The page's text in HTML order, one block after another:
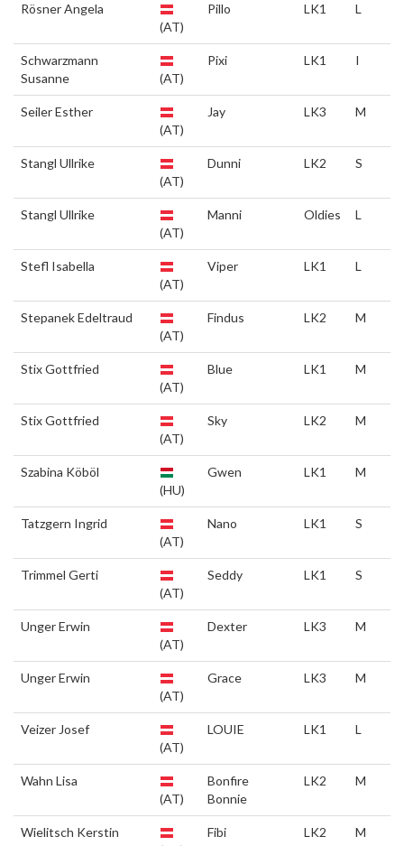
Rösner Angela
(AT)
Pillo LK1 L
Schwarzmann
Susanne
(AT)
Pixi LK1 I
Seiler Esther
(AT)
Jay LK3 M
Stangl Ullrike
(AT)
Dunni LK2 S
Stangl Ullrike
(AT)
Manni Oldies L
Stefl Isabella
(AT)
Viper LK1 L
Stepanek Edeltraud
(AT)
Findus LK2 M
Stix Gottfried
(AT)
Blue LK1 M
Stix Gottfried
(AT)
Sky LK2 M
Szabina Köböl
(HU)
Gwen LK1 M
Tatzgern Ingrid
(AT)
Nano LK1 S
Trimmel Gerti
(AT)
Seddy LK1 S
Unger Erwin
(AT)
Dexter LK3 M
Unger Erwin
(AT)
Grace LK3 M
Veizer Josef
(AT)
LOUIE LK1 L
Wahn Lisa
(AT)
Bonfire
Bonnie
LK2 M
Wielitsch Kerstin
Fibi LK2 M